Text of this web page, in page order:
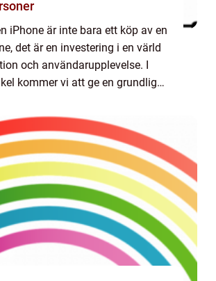
iPhone är inte bara ett köp av en
det är en investering i en värld
och användarupplevelse. I
kommer vi att ge en grundlig
modeller, g...